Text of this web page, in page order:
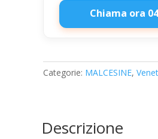
Chiama ora
BOMMARTINI
DI
BOMMARTINI
quantità
Categorie: MALCESINE,
Descrizione